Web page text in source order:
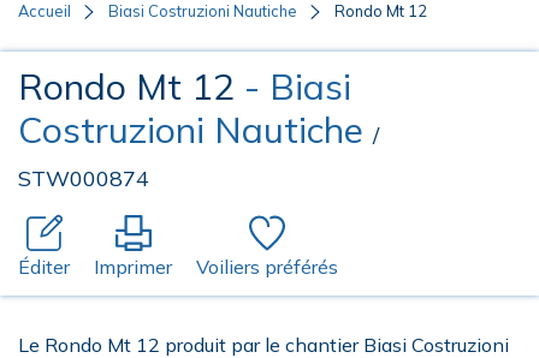
Accueil Biasi Costruzioni Nautiche Rondo Mt 12
Rondo Mt 12 - Biasi
Costruzioni Nautiche /
STW000874
Éditer Imprimer Voiliers préférés
Le Rondo Mt 12 produit par le chantier Biasi Costruzioni